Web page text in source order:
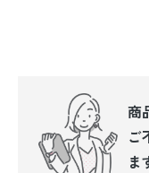
商
ご
ま